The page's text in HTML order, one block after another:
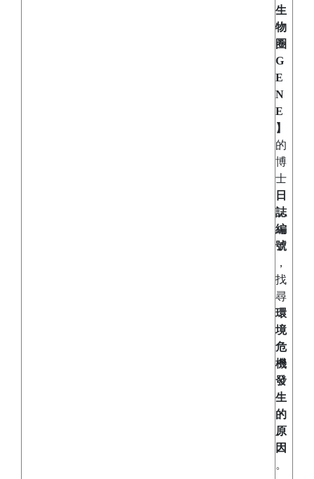
生
物
圈
G
E
N
E
】
的
博
士
日
誌
編
號
，
找
尋
環
境
危
機
發
生
的
原
因
。